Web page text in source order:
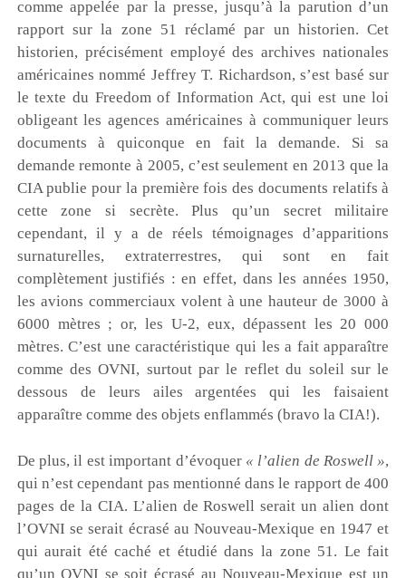
comme appelée par la presse, jusqu’à la parution d’un
rapport sur la zone 51 réclamé par un historien. Cet
historien, précisément employé des archives nationales
américaines nommé Jeffrey T. Richardson, s’est basé sur
le texte du Freedom of Information Act, qui est une loi
obligeant les agences américaines à communiquer leurs
documents à quiconque en fait lademande. Si sa
demande remonte à 2005, c’est seulement en 2013 que la
CIA publie pour la première fois des documents relatifs à
cette zone si secrète. Plus qu’un secret militaire
cependant, il y a de réels témoignages d’apparitions
surnaturelles, extraterrestres, qui sont en fait
complètement justifiés : en effet, dans les années 1950,
les avions commerciaux volent à une hauteur de 3000 à
6000 mètres ; or, les U-2, eux, dépassent les 20 000
mètres. C’est une caractéristique qui les a fait apparaître
comme des OVNI, surtout par le reflet du soleil sur le
dessous de leurs ailes argentées qui les faisaient
apparaître comme des objets enflammés (bravo la CIA!).
De plus, il est important d’évoquer « l’alien de Roswell »,
qui n’est cependant pas mentionné dans le rapport de 400
pages de la CIA. L’alien de Roswell serait un alien dont
l’OVNI se serait écrasé au Nouveau-Mexique en 1947 et
qui aurait été caché et étudié dans la zone 51. Le fait
qu’un OVNI se soit écrasé au Nouveau-Mexique est un